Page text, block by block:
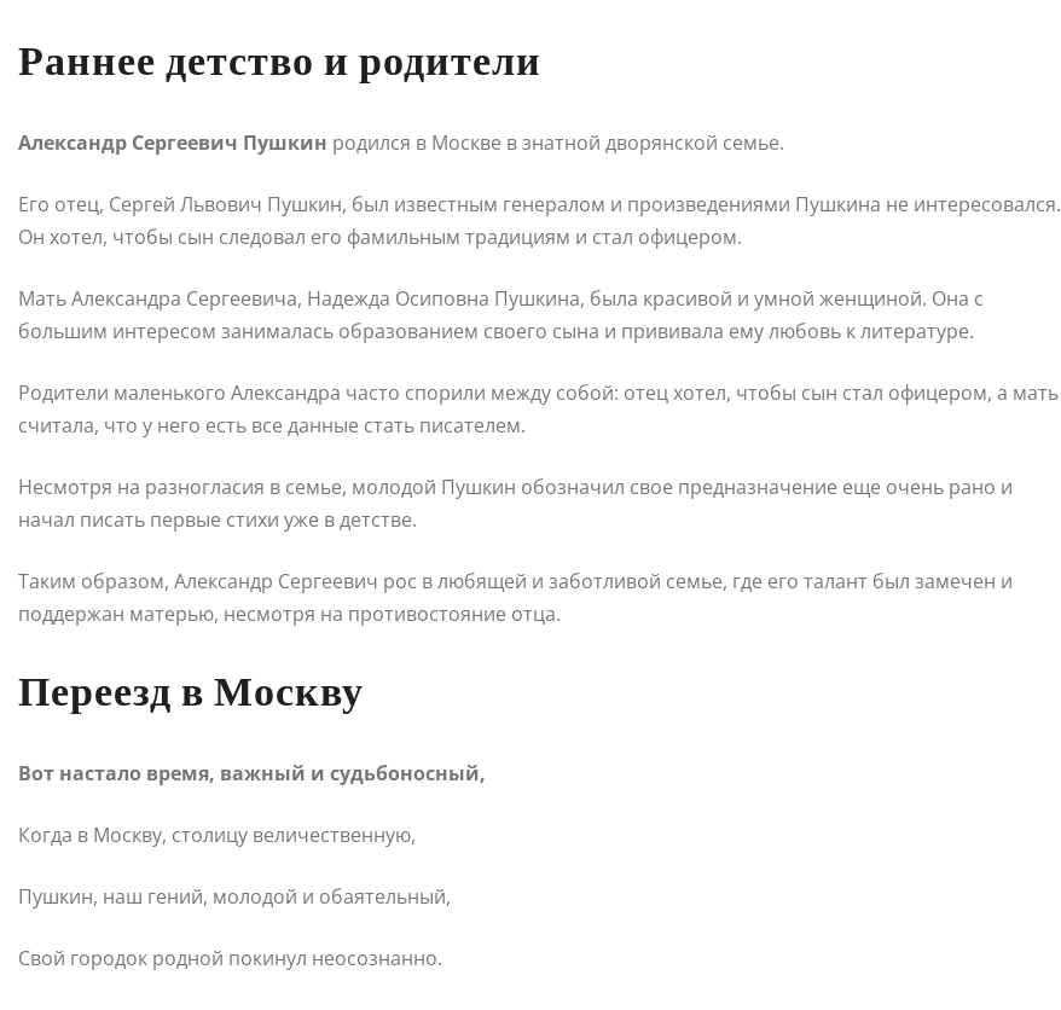
Раннее детство и родители
Александр Сергеевич Пушкин родился в Москве в знатной дворянской семье.
Его отец, Сергей Львович Пушкин, был известным генералом и произведениями Пушкина не интересовался.
Он хотел, чтобы сын следовал его фамильным традициям и стал офицером.
Мать Александра Сергеевича, Надежда Осиповна Пушкина, была красивой и умной женщиной. Она с
большим интересом занималась образованием своего сына и прививала ему любовь к литературе.
Родители маленького Александра часто спорили между собой: отец хотел, чтобы сын стал офицером, а мать
считала, что у него есть все данные стать писателем.
Несмотря на разногласия в семье, молодой Пушкин обозначил свое предназначение еще очень рано и
начал писать первые стихи уже в детстве.
Таким образом, Александр Сергеевич рос в любящей и заботливой семье, где его талант был замечен и
поддержан матерью, несмотря на противостояние отца.
Переезд в Москву
Вот настало время, важный и судьбоносный,
Когда в Москву, столицу величественную,
Пушкин, наш гений, молодой и обаятельный,
Свой городок родной покинул неосознанно.